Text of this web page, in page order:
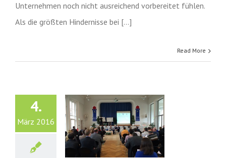
Unternehmen noch nicht ausreichend vorbereitet fühlen.
Als die größten Hindernisse bei [...]
Read More
4.
März 2016